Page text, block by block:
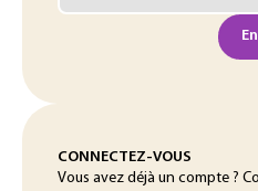
CONNECTEZ-VOUS
Vous avez déjà un compte ?